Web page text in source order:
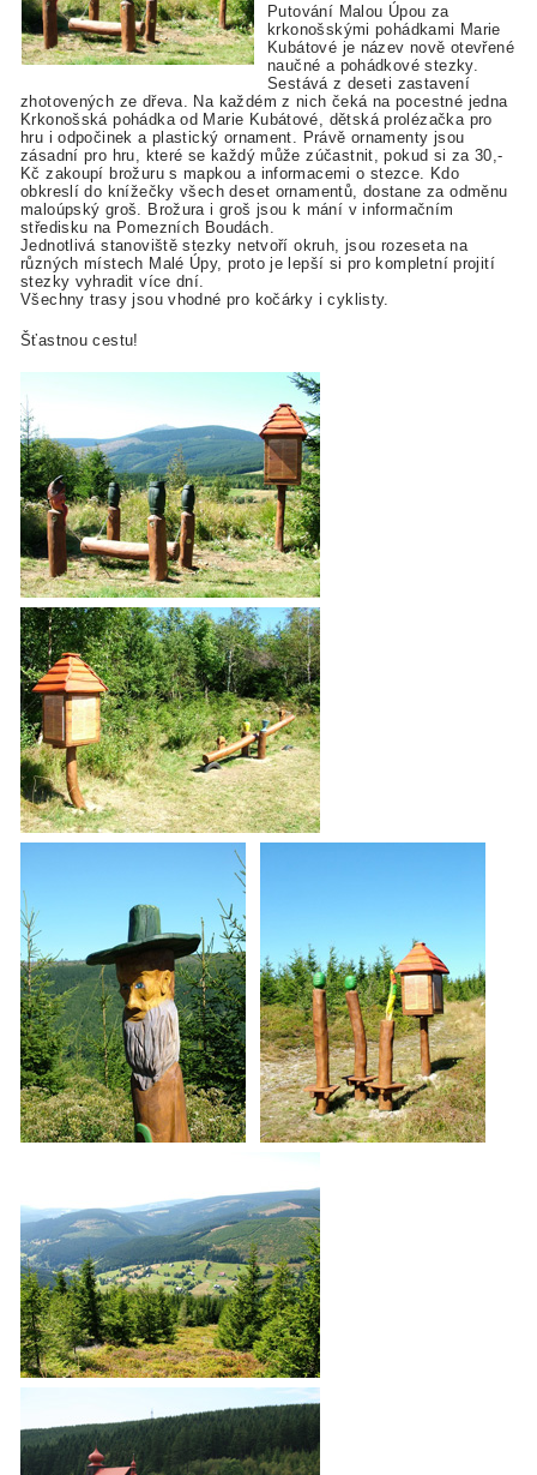
Putování Malou Úpou za
krkonošskými pohádkami Marie
Kubátové je název nově otevřené
naučné a pohádkové stezky.
Sestává z deseti zastavení
zhotovených ze dřeva. Na každém z nich čeká na pocestné jedna
Krkonošská pohádka od Marie Kubátové, dětská prolézačka pro
hru i odpočinek a plastický ornament. Právě ornamenty jsou
zásadní pro hru, které se každý může zúčastnit, pokud si za 30,-
Kč zakoupí brožuru s mapkou a informacemi o stezce. Kdo
obkreslí do knížečky všech deset ornamentů, dostane za odměnu
maloúpský groš. Brožura i groš jsou k mání v informačním
středisku na Pomezních Boudách.
Jednotlivá stanoviště stezky netvoří okruh, jsou rozeseta na
různých místech Malé Úpy, proto je lepší si pro kompletní projití
stezky vyhradit více dní.
Všechny trasy jsou vhodné pro kočárky i cyklisty.
Šťastnou cestu!